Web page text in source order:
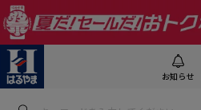
お知らせ